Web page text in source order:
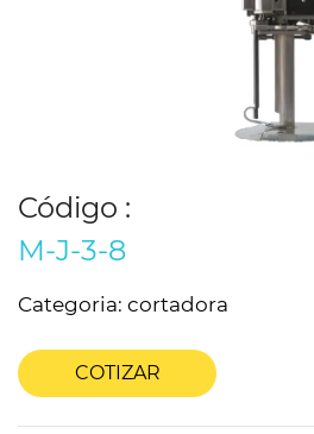
Código :
M-J-3-8
Categoria: cortadora
COTIZAR